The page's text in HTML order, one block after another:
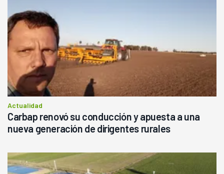
Actualidad
Carbap renovó su conducción y apuesta a una
nueva generación de dirigentes rurales